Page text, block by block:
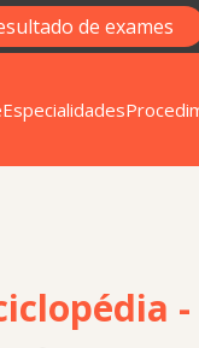
de exames
Especialidades
-